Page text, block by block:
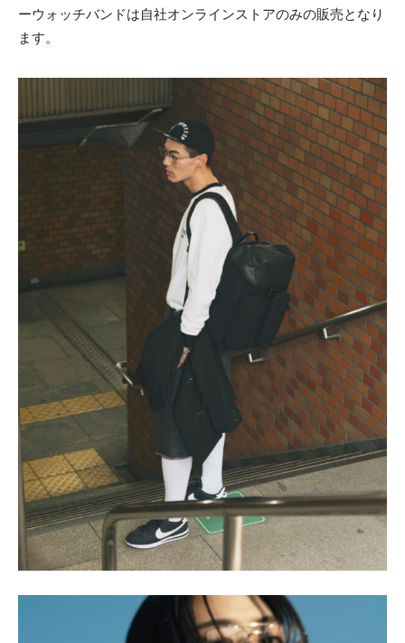
ーウォッチバンドは自社オンラインストアのみの販売となり
ます。